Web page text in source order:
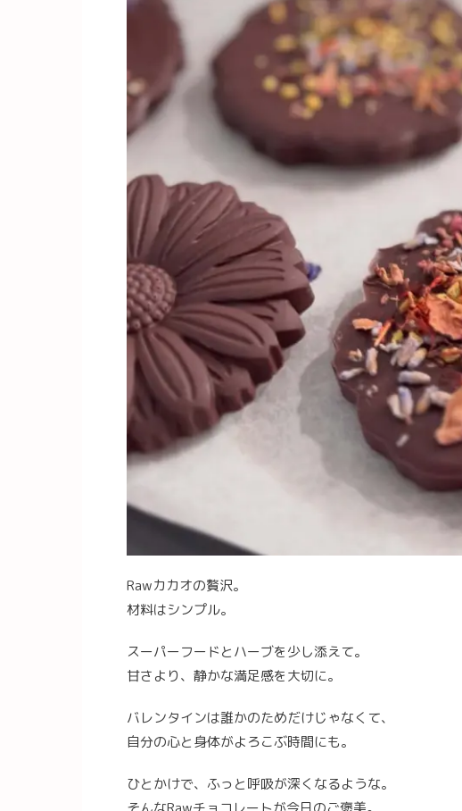
Rawカカオの贅沢。
材料はシンプル。
スーパーフードとハーブを少し添えて。
甘さより、静かな満足感を大切に。
バレンタインは誰かのためだけじゃなくて、
自分の心と身体がよろこぶ時間にも。
ひとかけで、ふっと呼吸が深くなるような。